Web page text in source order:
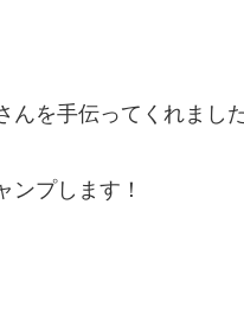
んを手伝ってくれまし
ンプします！